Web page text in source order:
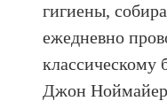
гигиены,
ежедневно
классическому
Джон Ноймайер